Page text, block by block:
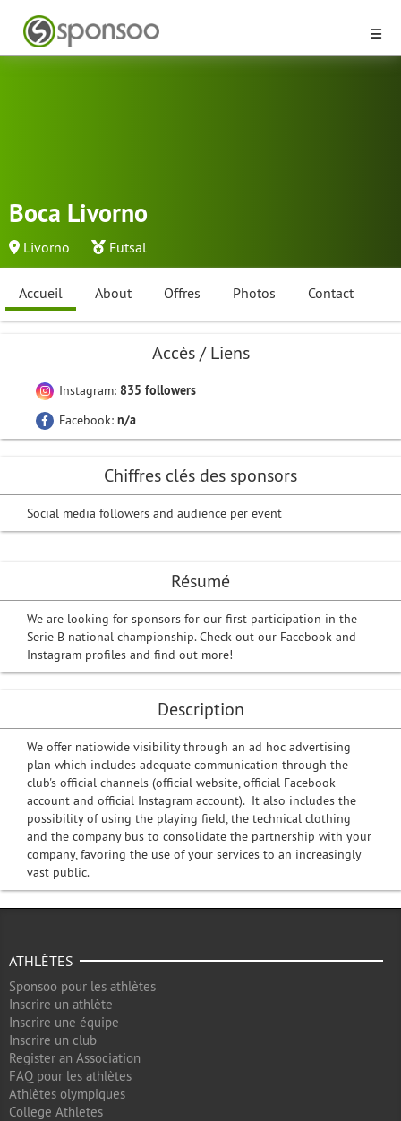
Boca Livorno
Livorno Futsal
Accueil About Offres Photos Contact
Résumé
We are looking for sponsors for our first participation in the
Serie B national championship. Check out our Facebook and
Instagram profiles and find out more!
Description
We offer natiowide visibility through an ad hoc advertising
plan which includes adequate communication through the
club's official channels (official website, official Facebook
account and official Instagram account). It also includes the
possibility of using the playing field, the technical clothing
and the company bus to consolidate the partnership with your
company, favoring the use of your services to an increasingly
vast public.
Accès / Liens
Instagram: 835 followers
Facebook: n/a
Chiffres clés des sponsors
Social media followers and audience per event
ATHLÈTES
Sponsoo pour les athlètes
Inscrire un athlète
Inscrire une équipe
Inscrire un club
Register an Association
FAQ pour les athlètes
Athlètes olympiques
College Athletes